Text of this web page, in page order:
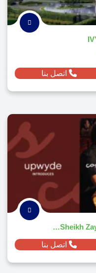
اتصل بنا
كمبوند كومن هاوس الشيخ زايد - CommonHaus El Sheikh Zayed
اتصل بنا